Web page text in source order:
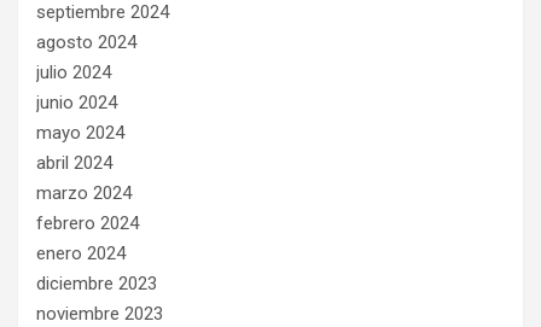
septiembre 2024
agosto 2024
julio 2024
junio 2024
mayo 2024
abril 2024
marzo 2024
febrero 2024
enero 2024
diciembre 2023
noviembre 2023